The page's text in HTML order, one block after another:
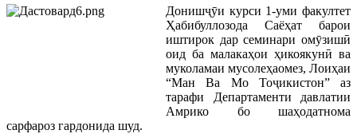
Донишҷӯи курси 1-уми факултет
Ҳабибуллозода Саёҳат барои
иштирок дар семинари омӯзишӣ
оид ба малакаҳои ҳикоякунӣ ва
муколамаи мусолеҳаомез, Лоиҳаи
“Ман Ва Мо Тоҷикистон” аз
тарафи Департаменти давлатии
Амрико бо шаҳодатнома
сарфароз гардонида шуд.